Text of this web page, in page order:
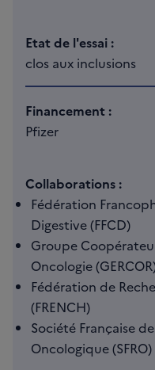
Etat de l'essai :
clos aux inclusions
Financement :
Pfizer
Collaborations :
Fédération
Digestive (FFCD)
Groupe
Oncologie
Fédération de
(FRENCH)
Société Française
Oncologique (SFRO)